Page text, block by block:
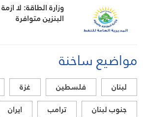
وزارة الطاقة: لا
البنزين متوافرة
مواضيع ساخنة
لبنان فلسطين غزة
جنوب لبنان
ترامب
ايران